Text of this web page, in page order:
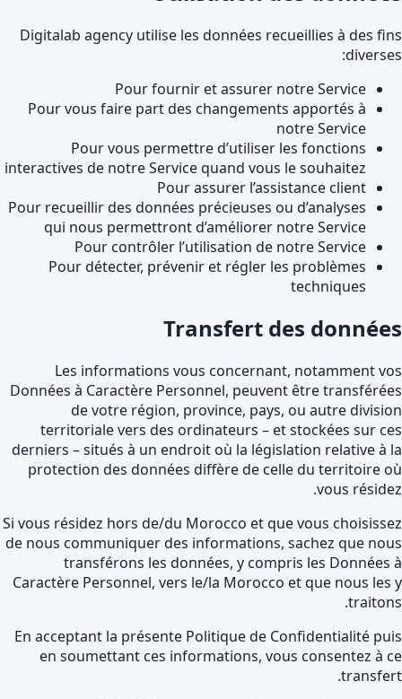
Digitalab agency utilise les données recueillies à des
Pour fournir et assurer notre Service
Pour vous faire part des changements apportés à
notre Service
Pour vous permettre d’utiliser les fonctions
interactives de notre Service quand vous le souhaitez
Pour assurer l’assistance client
Pour recueillir des données précieuses ou d’analyses
qui nous permettront d’améliorer notre Service
Pour contrôler l’utilisation de notre Service
Pour détecter, prévenir et régler les problèmes
techniques
Transfert des
Les informations vous concernant, notamment
Données à Caractère Personnel, peuvent être
de votre région, province, pays, ou autre
territoriale vers des ordinateurs – et stockées sur
derniers – situés à un endroit où la législation relative à
protection des données diffère de celle du territoire
vous
Si vous résidez hors de/du Morocco et que vous
de nous communiquer des informations, sachez que
transférons les données, y compris les Données
Caractère Personnel, vers le/la Morocco et que nous
En acceptant la présente Politique de Confidentialité
en soumettant ces informations, vous consentez à